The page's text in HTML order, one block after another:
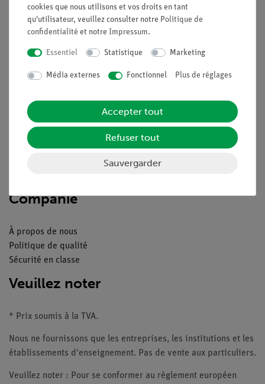
Contact
Conditions générales de vente
Déclaration de confidentialité
Service
Aperçu du service
Téléchargements
Catalogue
Companie
À propos de nous
Politique de qualité
Sécurité en classe
Veuillez noter
* Prix soumis à la TVA.
Nous ne fournissons que les entreprises, les institutions et les
établissements d'enseignement. Pas de vente aux particuliers.
Veuillez noter : Pour se conformer au règlement européen
cookies que nous utilisons et vos droits en tant
qu'utilisateur, veuillez consulter notre Politique de
confidentialité et notre Impressum.
Essentiel Statistique Marketing
Média externes Fonctionnel Plus de réglages
Accepter tout
Refuser tout
Sauvergarder